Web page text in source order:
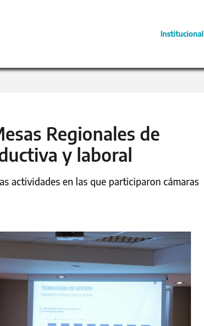
Institucional
Regionales de
y laboral
actividades en las que participaron cámaras